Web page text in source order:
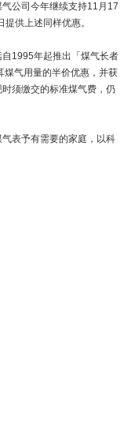
公司今年继续支持11月17
供上述同样优惠。
1995年起推出「煤气长者
煤气用量的半价优惠，并获
须缴交的标准煤气费，仍
表予有需要的家庭，以科